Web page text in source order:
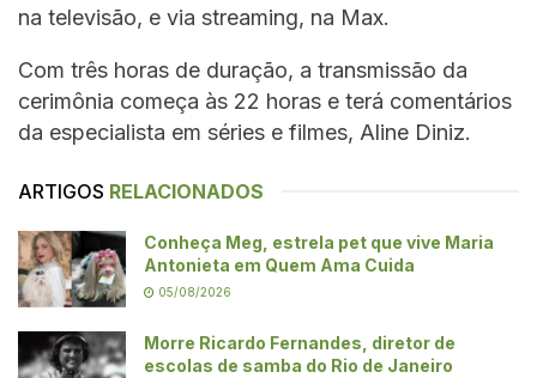
na televisão, e via streaming, na Max.
Com três horas de duração, a transmissão da
cerimônia começa às 22 horas e terá comentários
da especialista em séries e filmes, Aline Diniz.
ARTIGOS RELACIONADOS
Conheça Meg, estrela pet que vive Maria
Antonieta em Quem Ama Cuida
05/08/2026
Morre Ricardo Fernandes, diretor de
escolas de samba do Rio de Janeiro